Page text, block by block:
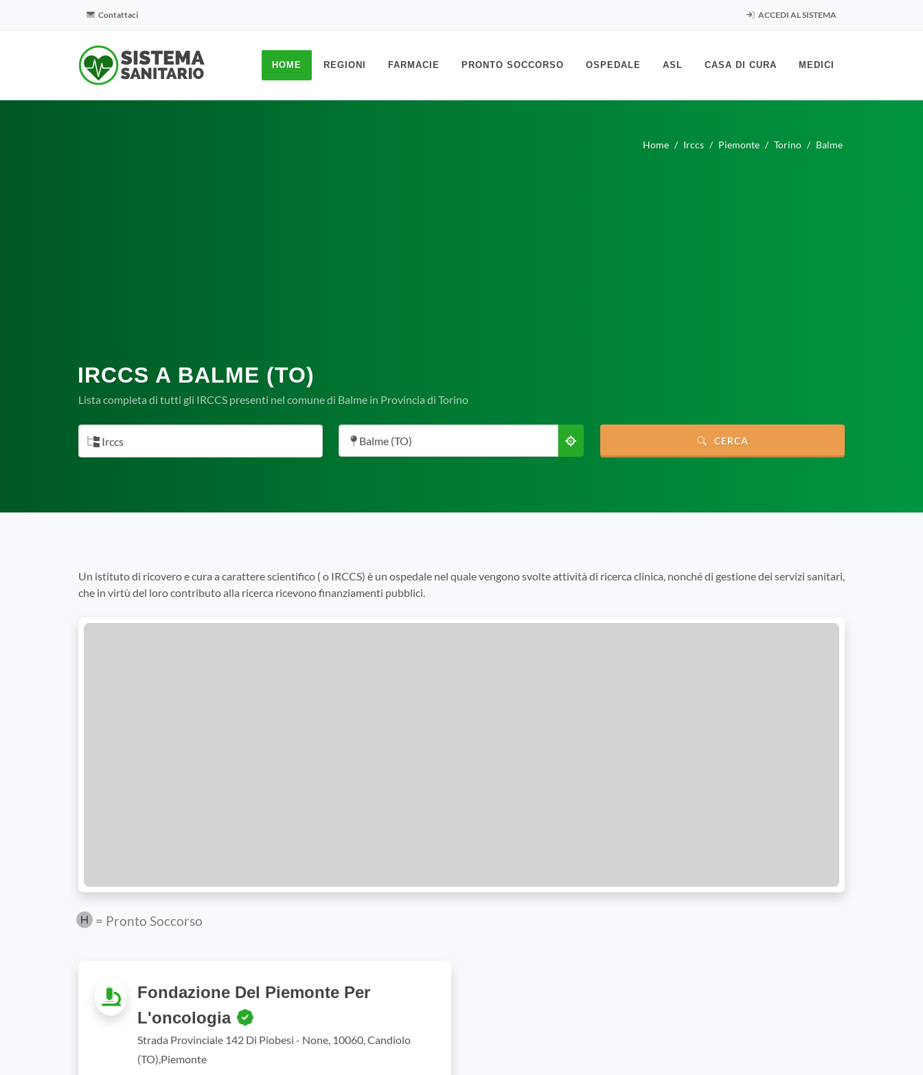
Contattaci ACCEDI AL SISTEMA
HOME REGIONI FARMACIE PRONTO SOCCORSO OSPEDALE ASL CASA DI CURA MEDICI
Home Irccs Piemonte Torino Balme
IRCCS A BALME (TO)
Lista completa di tutti gli IRCCS presenti nel comune di Balme in Provincia di Torino
Irccs Balme (TO) CERCA
Un istituto di ricovero e cura a carattere scientifico ( o IRCCS) è un ospedale nel quale vengono svolte attività di ricerca clinica, nonché di gestione dei servizi sanitari,
che in virtù del loro contributo alla ricerca ricevono finanziamenti pubblici.
= Pronto Soccorso
Fondazione Del Piemonte Per
L'oncologia
Strada Provinciale 142 Di Piobesi - None, 10060, Candiolo
(TO),Piemonte